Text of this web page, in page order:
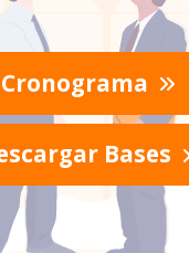
Cronograma
Bases